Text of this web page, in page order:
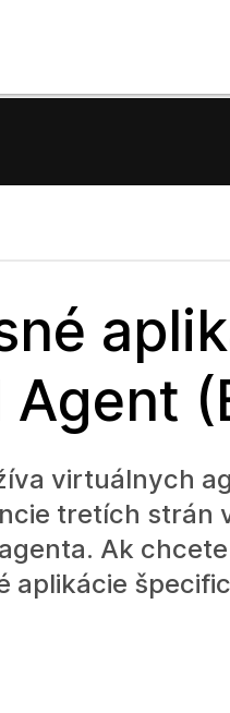
virtuálnych
tretích strán
Ak